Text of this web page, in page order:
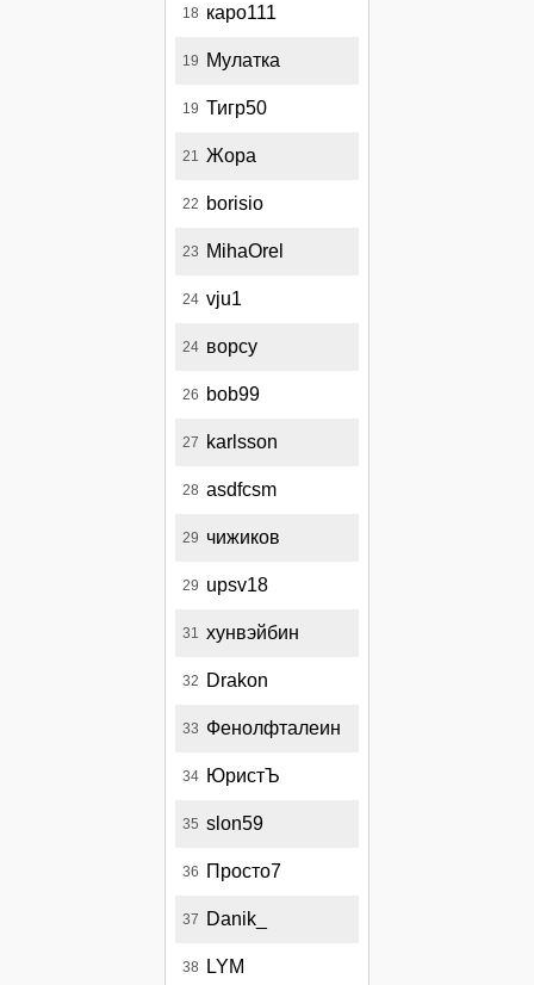
18 каро111
19 Мулатка
19 Тигр50
21 Жора
22 borisio
23 MihaOrel
24 vju1
24 ворсу
26 bob99
27 karlsson
28 asdfcsm
29 чижиков
29 upsv18
31 хунвэйбин
32 Drakon
33 Фенолфталеин
34 ЮристЪ
35 slon59
36 Просто7
37 Danik_
38 LYM